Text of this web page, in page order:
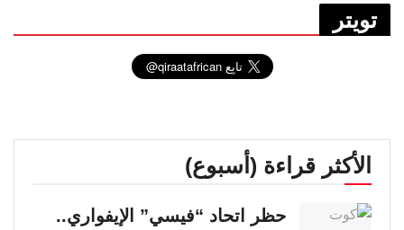
تويتر
الأكثر قراءة (أسبوع)
حظر اتحاد “فيسي” الإيفواري..